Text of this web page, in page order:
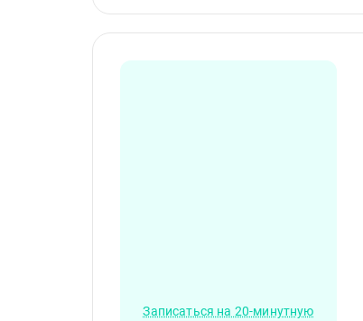
Записаться на 20-минутную